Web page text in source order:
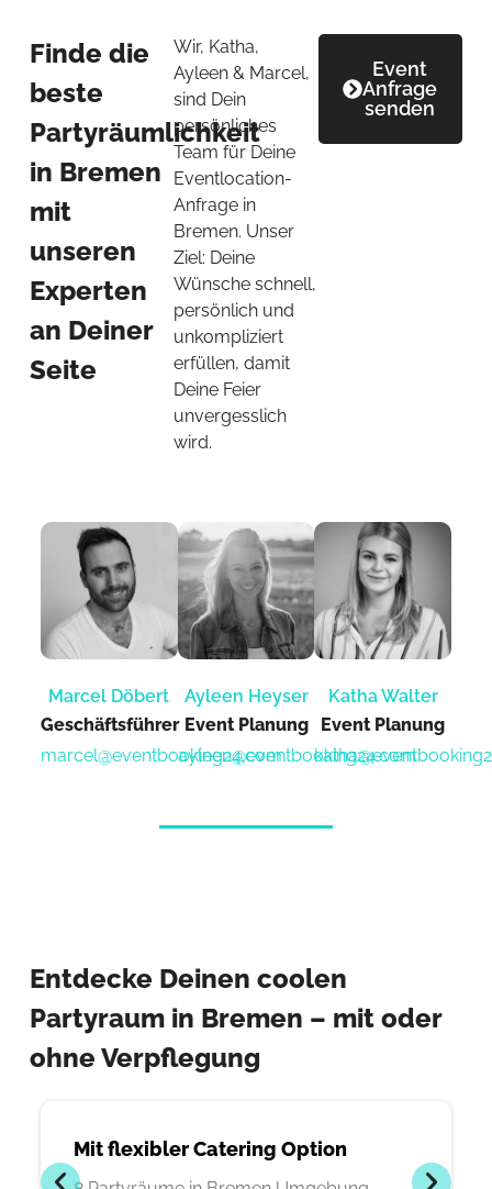
Finde die
beste
Partyräumlichkeit
in Bremen
mit
unseren
Experten
an Deiner
Seite
Wir, Katha,
Ayleen & Marcel,
sind Dein
persönliches
Team für Deine
Eventlocation-
Anfrage in
Bremen. Unser
Ziel: Deine
Wünsche schnell,
persönlich und
unkompliziert
erfüllen, damit
Deine Feier
unvergesslich
wird.
Event
Anfrage
senden
Marcel Döbert
Geschäftsführer
marcel@eventbooking24.com
Ayleen Heyser
Event Planung​
ayleen@eventbooking24.com
Katha Walter
Event Planung​
Entdecke Deinen coolen
Partyraum in Bremen – mit oder
ohne Verpflegung
Mit flexibler Catering Option